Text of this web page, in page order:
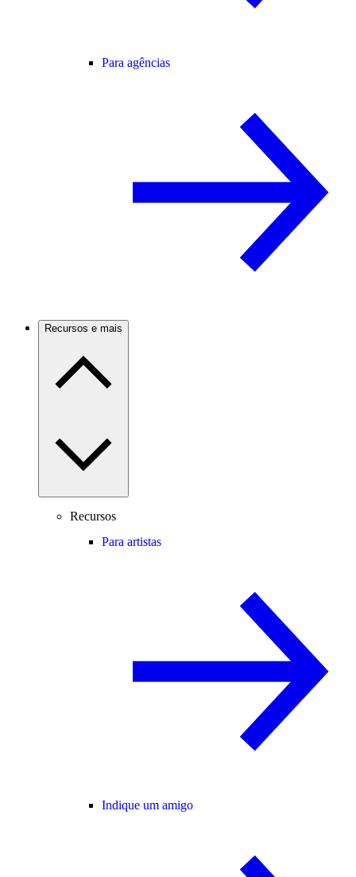
Para agências
Recursos e mais
Recursos
Para artistas
Indique um amigo